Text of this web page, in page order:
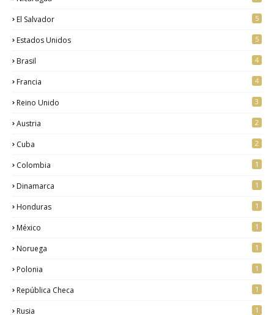
El Salvador 5
Estados Unidos 5
Brasil 4
Francia 4
Reino Unido 3
Austria 2
Cuba 2
Colombia 1
Dinamarca 1
Honduras 1
México 1
Noruega 1
Polonia 1
República Checa 1
Rusia 1